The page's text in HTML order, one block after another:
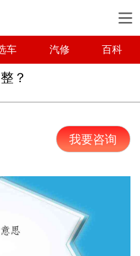
车 汽修 百科
？
我要咨询